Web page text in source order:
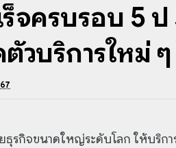
จครบรอบ 5
วบริการใหม่
ธุรกิจขนาดใหญ่ระดับโลก ให้บริก